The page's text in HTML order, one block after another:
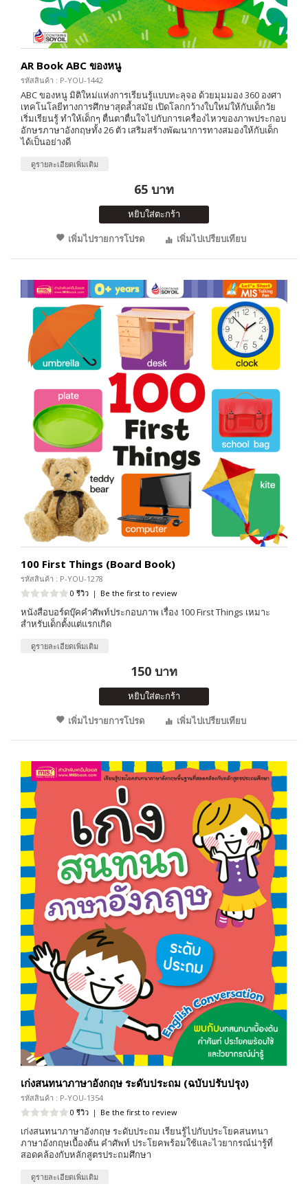
AR Book ABC ของหนู
รหัสสินค้า : P-YOU-1442
ABC ของหนู มิติใหม่แห่งการเรียนรู้แบบทะลุจอ ด้วยมุมมอง 360 องศา
เทคโนโลยีทางการศึกษาสุดล้ำสมัย เปิดโลกกว้างใบใหม่ให้กับเด็กวัย
เริ่มเรียนรู้ ทำให้เด็กๆ ตื่นตาตื่นใจไปกับการเครื่องไหวของภาพประกอบ
อักษรภาษาอังกฤษทั้ง 26 ตัว เสริมสร้างพัฒนาการทางสมองให้กับเด็ก
ได้เป็นอย่างดี
ดูรายละเอียดเพิ่มเติม
65 บาท
หยิบใส่ตะกร้า
เพิ่มไปรายการโปรด
เพิ่มไปเปรียบเทียบ
100 First Things (Board Book)
รหัสสินค้า : P-YOU-1278
0 รีวิว | Be the first to review
หนังสือบอร์ดบุ๊คคำศัพท์ประกอบภาพ เรื่อง 100 First Things เหมาะ
สำหรับเด็กตั้งแต่แรกเกิด
ดูรายละเอียดเพิ่มเติม
150 บาท
หยิบใส่ตะกร้า
เพิ่มไปรายการโปรด
เพิ่มไปเปรียบเทียบ
เก่งสนทนาภาษาอังกฤษ ระดับประถม (ฉบับปรับปรุง)
รหัสสินค้า : P-YOU-1354
0 รีวิว | Be the first to review
เก่งสนทนาภาษาอังกฤษ ระดับประถม เรียนรู้ไปกับประโยคสนทนา
ภาษาอังกฤษเบื้องต้น คำศัพท์ ประโยคพร้อมใช้และไวยากรณ์น่ารู้ที่
สอดคล้องกับหลักสูตรประถมศึกษา
ดูรายละเอียดเพิ่มเติม